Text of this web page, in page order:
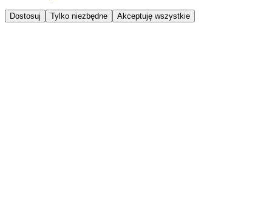
Dostosuj Tylko niezbędne Akceptuję wszystkie